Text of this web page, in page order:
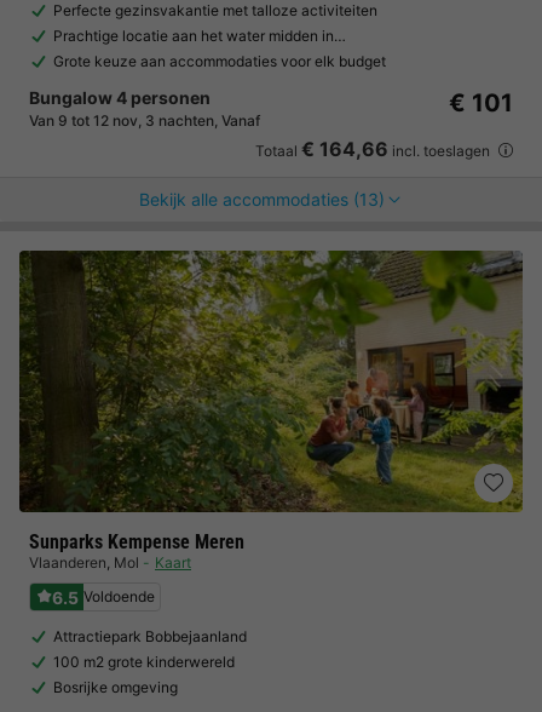
Perfecte gezinsvakantie met talloze activiteiten
Prachtige locatie aan het water midden in…
Grote keuze aan accommodaties voor elk budget
Bungalow 4 personen
Van 9 tot 12 nov, 3 nachten, Vanaf
€ 101
Totaal € 164,66 incl. toeslagen
Bekijk alle accommodaties (13)
Sunparks Kempense Meren
Vlaanderen, Mol Kaart
6.5 Voldoende
Attractiepark Bobbejaanland
100 m2 grote kinderwereld
Bosrijke omgeving